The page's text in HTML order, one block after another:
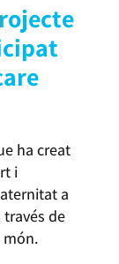
ha creat
i
a
de
món.